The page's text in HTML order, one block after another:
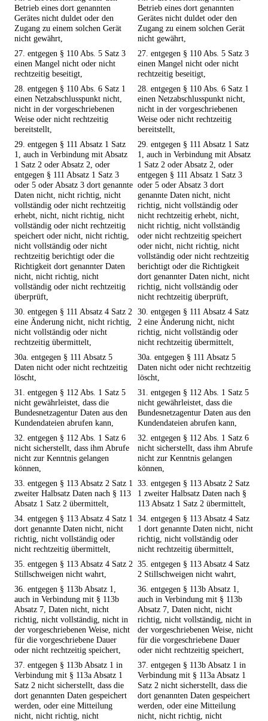
Betrieb eines dort genannten
Gerätes nicht duldet oder den
Zugang zu einem solchen Gerät
nicht gewährt,
Betrieb eines dort genannten
Gerätes nicht duldet oder den
Zugang zu einem solchen Gerät
nicht gewährt,
27. entgegen § 110 Abs. 5 Satz 3
einen Mangel nicht oder nicht
rechtzeitig beseitigt,
27. entgegen § 110 Abs. 5 Satz 3
einen Mangel nicht oder nicht
rechtzeitig beseitigt,
28. entgegen § 110 Abs. 6 Satz 1
einen Netzabschlusspunkt nicht,
nicht in der vorgeschriebenen
Weise oder nicht rechtzeitig
bereitstellt,
28. entgegen § 110 Abs. 6 Satz 1
einen Netzabschlusspunkt nicht,
nicht in der vorgeschriebenen
Weise oder nicht rechtzeitig
bereitstellt,
29. entgegen § 111 Absatz 1 Satz
1, auch in Verbindung mit Absatz
1 Satz 2 oder Absatz 2, oder
entgegen § 111 Absatz 1 Satz 3
oder 5 oder Absatz 3 dort genannte
Daten nicht, nicht richtig, nicht
vollständig oder nicht rechtzeitig
erhebt, nicht, nicht richtig, nicht
vollständig oder nicht rechtzeitig
speichert oder nicht, nicht richtig,
nicht vollständig oder nicht
rechtzeitig berichtigt oder die
Richtigkeit dort genannter Daten
nicht, nicht richtig, nicht
vollständig oder nicht rechtzeitig
überprüft,
29. entgegen § 111 Absatz 1 Satz
1, auch in Verbindung mit Absatz
1 Satz 2 oder Absatz 2, oder
entgegen § 111 Absatz 1 Satz 3
oder 5 oder Absatz 3 dort
genannte Daten nicht, nicht
richtig, nicht vollständig oder
nicht rechtzeitig erhebt, nicht,
nicht richtig, nicht vollständig
oder nicht rechtzeitig speichert
oder nicht, nicht richtig, nicht
vollständig oder nicht rechtzeitig
berichtigt oder die Richtigkeit
dort genannter Daten nicht, nicht
richtig, nicht vollständig oder
nicht rechtzeitig überprüft,
30. entgegen § 111 Absatz 4 Satz 2
eine Änderung nicht, nicht richtig,
nicht vollständig oder nicht
rechtzeitig übermittelt,
30. entgegen § 111 Absatz 4 Satz
2 eine Änderung nicht, nicht
richtig, nicht vollständig oder
nicht rechtzeitig übermittelt,
30a. entgegen § 111 Absatz 5
Daten nicht oder nicht rechtzeitig
löscht,
30a. entgegen § 111 Absatz 5
Daten nicht oder nicht rechtzeitig
löscht,
31. entgegen § 112 Abs. 1 Satz 5
nicht gewährleistet, dass die
Bundesnetzagentur Daten aus den
Kundendateien abrufen kann,
31. entgegen § 112 Abs. 1 Satz 5
nicht gewährleistet, dass die
Bundesnetzagentur Daten aus den
Kundendateien abrufen kann,
32. entgegen § 112 Abs. 1 Satz 6
nicht sicherstellt, dass ihm Abrufe
nicht zur Kenntnis gelangen
können,
32. entgegen § 112 Abs. 1 Satz 6
nicht sicherstellt, dass ihm Abrufe
nicht zur Kenntnis gelangen
können,
33. entgegen § 113 Absatz 2 Satz 1
zweiter Halbsatz Daten nach § 113
Absatz 1 Satz 2 übermittelt,
33. entgegen § 113 Absatz 2 Satz
1 zweiter Halbsatz Daten nach §
113 Absatz 1 Satz 2 übermittelt,
34. entgegen § 113 Absatz 4 Satz 1
dort genannte Daten nicht, nicht
richtig, nicht vollständig oder
nicht rechtzeitig übermittelt,
34. entgegen § 113 Absatz 4 Satz
1 dort genannte Daten nicht, nicht
richtig, nicht vollständig oder
nicht rechtzeitig übermittelt,
35. entgegen § 113 Absatz 4 Satz 2
Stillschweigen nicht wahrt,
35. entgegen § 113 Absatz 4 Satz
2 Stillschweigen nicht wahrt,
36. entgegen § 113b Absatz 1,
auch in Verbindung mit § 113b
Absatz 7, Daten nicht, nicht
richtig, nicht vollständig, nicht in
der vorgeschriebenen Weise, nicht
für die vorgeschriebene Dauer
oder nicht rechtzeitig speichert,
36. entgegen § 113b Absatz 1,
auch in Verbindung mit § 113b
Absatz 7, Daten nicht, nicht
richtig, nicht vollständig, nicht in
der vorgeschriebenen Weise, nicht
für die vorgeschriebene Dauer
oder nicht rechtzeitig speichert,
37. entgegen § 113b Absatz 1 in
Verbindung mit § 113a Absatz 1
Satz 2 nicht sicherstellt, dass die
dort genannten Daten gespeichert
werden, oder eine Mitteilung
nicht, nicht richtig, nicht
37. entgegen § 113b Absatz 1 in
Verbindung mit § 113a Absatz 1
Satz 2 nicht sicherstellt, dass die
dort genannten Daten gespeichert
werden, oder eine Mitteilung
nicht, nicht richtig, nicht